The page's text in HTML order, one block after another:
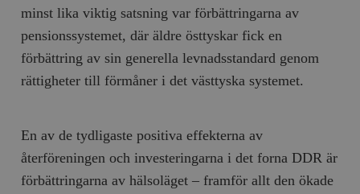
minst lika viktig satsning var förbättringarna av
pensionssystemet, där äldre östtyskar fick en
förbättring av sin generella levnadsstandard genom
rättigheter till förmåner i det västtyska systemet.
En av de tydligaste positiva effekterna av
återföreningen och investeringarna i det forna DDR är
förbättringarna av hälsoläget – framför allt den ökade